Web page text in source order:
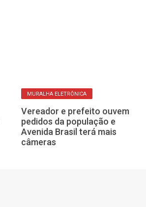
Vereador e prefeito ouvem
pedidos da população e
Avenida Brasil terá mais